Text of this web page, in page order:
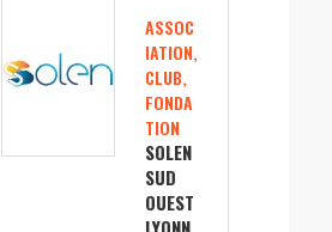
ASSOC
IATION,
CLUB,
FONDA
TION
SOLEN
SUD
OUEST